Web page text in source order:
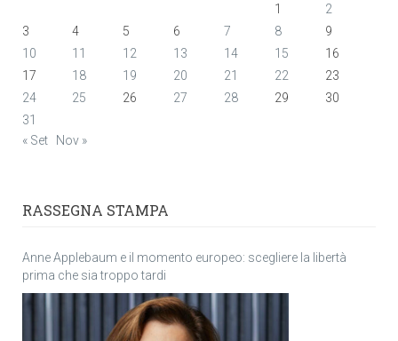
1
2
3
4 5 6 7 8
9
10
11 12 13 14 15
16
17
18 19 20 21 22
23
24
25 26 27 28 29
30
31
« Set
Nov »
RASSEGNA STAMPA
Anne Applebaum e il momento europeo: scegliere la libertà
prima che sia troppo tardi